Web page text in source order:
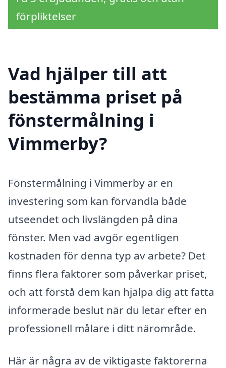
förpliktelser
Vad hjälper till att
bestämma priset på
fönstermålning i
Vimmerby?
Fönstermålning i Vimmerby är en
investering som kan förvandla både
utseendet och livslängden på dina
fönster. Men vad avgör egentligen
kostnaden för denna typ av arbete? Det
finns flera faktorer som påverkar priset,
och att förstå dem kan hjälpa dig att fatta
informerade beslut när du letar efter en
professionell målare i ditt närområde.
Här är några av de viktigaste faktorerna